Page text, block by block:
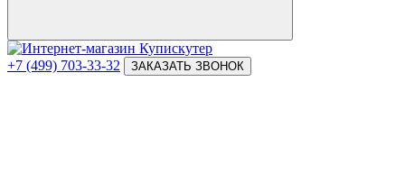
+7 (499) 703-33-32 ЗАКАЗАТЬ ЗВОНОК